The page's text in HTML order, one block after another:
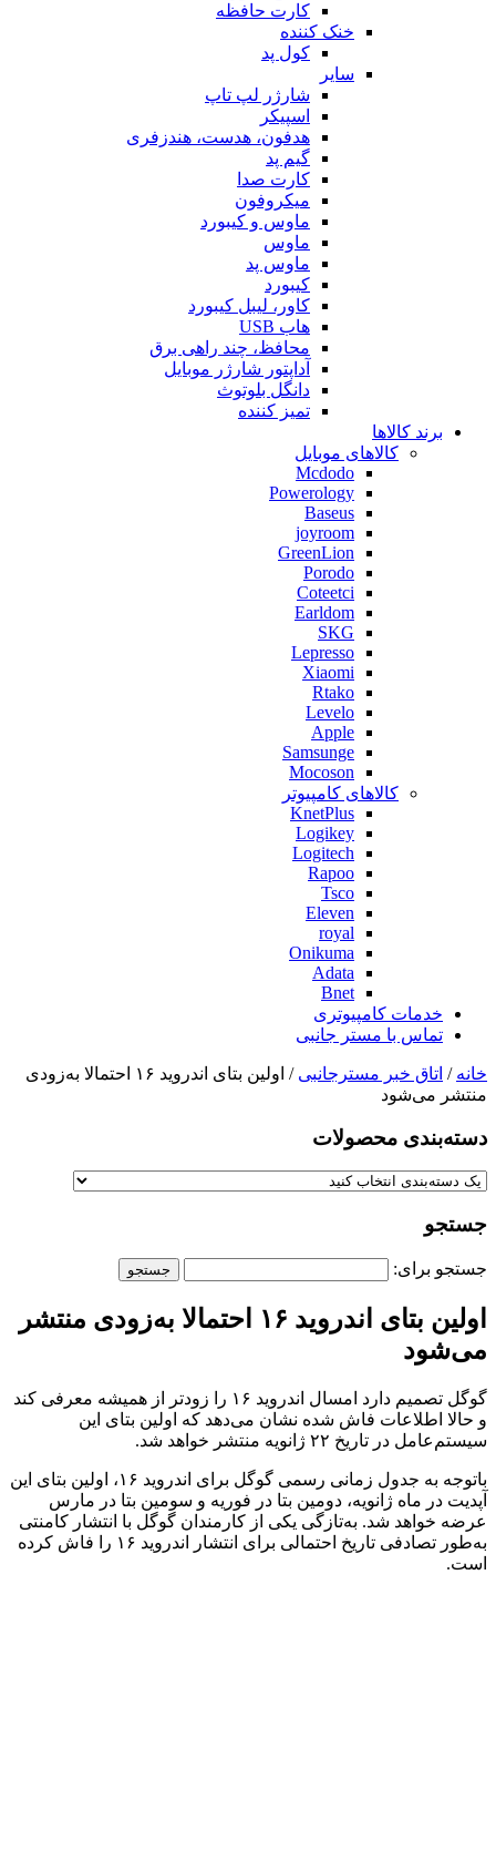
کارت حافظه
خنک کننده
کول پد
سایر
شارژر لپ تاپ
اسپیکر
هدفون، هدست، هندزفری
گیم پد
کارت صدا
میکروفون
ماوس و کیبورد
ماوس
ماوس پد
کیبورد
کاور، لیبل کیبورد
هاب USB
محافظ، چند راهی برق
آداپتور شارژر موبایل
دانگل بلوتوث
تمیز کننده
برند کالاها
کالاهای موبایل
Mcdodo
Powerology
Baseus
joyroom
GreenLion
Porodo
Coteetci
Earldom
SKG
Lepresso
Xiaomi
Rtako
Levelo
Apple
Samsunge
Mocoson
کالاهای کامپیوتر
KnetPlus
Logikey
Logitech
Rapoo
Tsco
Eleven
royal
Onikuma
Adata
Bnet
خدمات کامپیوتری
تماس با مستر جانبی
خانه / اتاق خبر مسترجانبی
/ اولین بتای اندروید ۱۶ احتمالا به‌زودی
منتشر می‌شود
دسته‌بندی‌ محصولات
جستجو
جستجو برای:
اولین بتای اندروید ۱۶ احتمالا به‌زودی منتشر
می‌شود
گوگل تصمیم دارد امسال اندروید ۱۶ را زودتر از همیشه معرفی کند
و حالا اطلاعات فاش شده نشان می‌دهد که اولین بتای این
سیستم‌عامل در تاریخ ۲۲ ژانویه منتشر خواهد شد.
باتوجه به جدول زمانی رسمی گوگل برای اندروید ۱۶، اولین بتای این
آپدیت در ماه ژانویه، دومین بتا در فوریه و سومین بتا در مارس
عرضه خواهد شد. به‌تازگی یکی از کارمندان گوگل با انتشار کامنتی
به‌طور تصادفی تاریخ احتمالی برای انتشار اندروید ۱۶ را فاش کرده
است.